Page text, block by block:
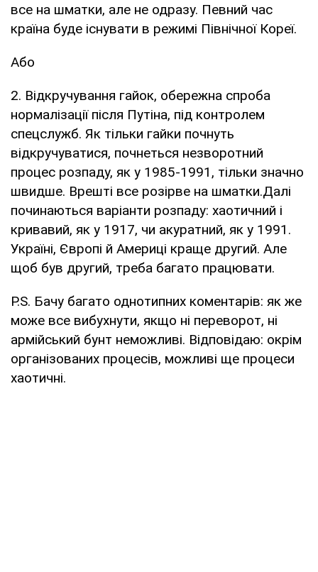
все на шматки, але не одразу. Певний час
країна буде існувати в режимі Північної Кореї.
Або
2. Відкручування гайок, обережна спроба
нормалізації після Путіна, під контролем
спецслужб. Як тільки гайки почнуть
відкручуватися, почнеться незворотний
процес розпаду, як у 1985-1991, тільки значно
швидше. Врешті все розірве на шматки.Далі
починаються варіанти розпаду: хаотичний і
кривавий, як у 1917, чи акуратний, як у 1991.
Україні, Європі й Америці краще другий. Але
щоб був другий, треба багато працювати.
P.S. Бачу багато однотипних коментарів: як же
може все вибухнути, якщо ні переворот, ні
армійський бунт неможливі. Відповідаю: окрім
організованих процесів, можливі ще процеси
хаотичні.